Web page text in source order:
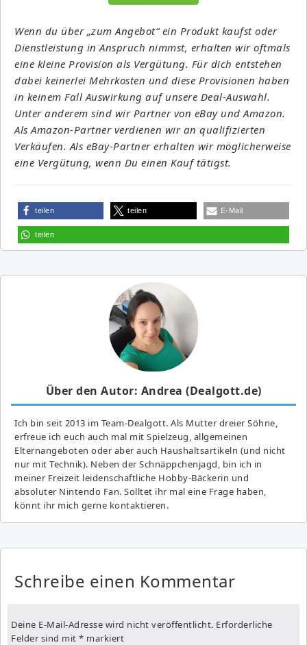
Wenn du über „zum Angebot“ ein Produkt kaufst oder
Dienstleistung in Anspruch nimmst, erhalten wir oftmals
eine kleine Provision als Vergütung. Für dich entstehen
dabei keinerlei Mehrkosten und diese Provisionen haben
in keinem Fall Auswirkung auf unsere Deal-Auswahl.
Unter anderem sind wir Partner von eBay und Amazon.
Als Amazon-Partner verdienen wir an qualifizierten
Verkäufen. Als eBay-Partner erhalten wir möglicherweise
eine Vergütung, wenn Du einen Kauf tätigst.
teilen teilen E-Mail
teilen
Über den Autor: Andrea (Dealgott.de)
Ich bin seit 2013 im Team-Dealgott. Als Mutter dreier Söhne,
erfreue ich euch auch mal mit Spielzeug, allgemeinen
Elternangeboten oder aber auch Haushaltsartikeln (und nicht
nur mit Technik). Neben der Schnäppchenjagd, bin ich in
meiner Freizeit leidenschaftliche Hobby-Bäckerin und
absoluter Nintendo Fan. Solltet ihr mal eine Frage haben,
könnt ihr mich gerne kontaktieren.
Schreibe einen Kommentar
Deine E-Mail-Adresse wird nicht veröffentlicht. Erforderliche
Felder sind mit * markiert